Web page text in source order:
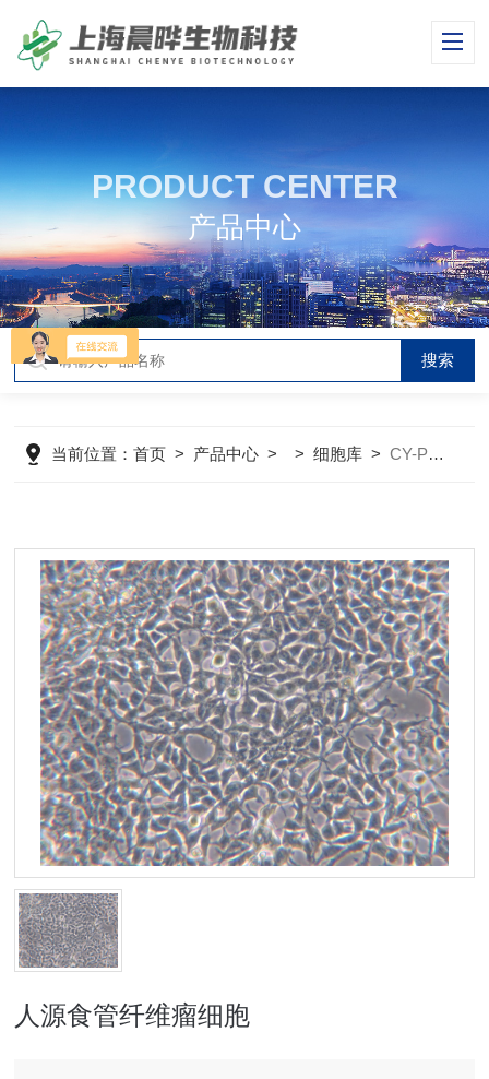
PRODUCT CENTER
产品中心
当前位置：首页 > 产品中心 > >细胞库 >CY-PC-H0048人源食管纤维瘤细胞
人源食管纤维瘤细胞